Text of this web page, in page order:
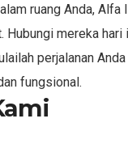
ruang Anda, Alfa
Hubungi mereka hari
perjalanan
fungsional.